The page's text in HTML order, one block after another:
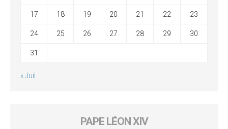
17 18 19 20 21 22 23
24 25 26 27 28 29 30
31
« Juil
PAPE LÉON XIV